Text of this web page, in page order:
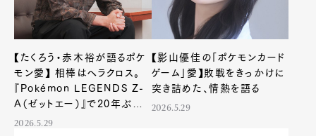
Pen Membership
Magazine
Official Columnist
About
Contact
Pen Meet
【たくろう・赤木裕が語るポケ
モン愛】 相棒はヘラクロス。
『Pokémon LEGENDS Z-
A（ゼットエー）』で20年ぶり
に再燃
2026.5.29
【影山優佳の「ポケモンカード
ゲーム」愛】敗戦をきっかけに
突き詰めた、情熱を語る
2026.5.29